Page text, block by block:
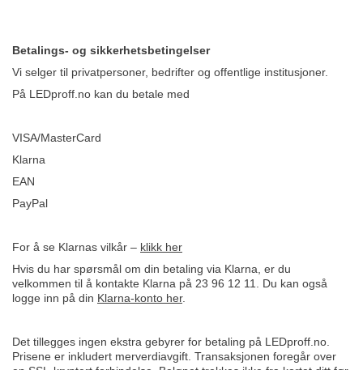
Betalings- og sikkerhetsbetingelser
Vi selger til privatpersoner, bedrifter og offentlige institusjoner.
På LEDproff.no kan du betale med
VISA/MasterCard
Klarna
EAN
PayPal
For å se Klarnas vilkår – klikk her
Hvis du har spørsmål om din betaling via Klarna, er du
velkommen til å kontakte Klarna på 23 96 12 11. Du kan også
logge inn på din Klarna-konto her.
Det tillegges ingen ekstra gebyrer for betaling på LEDproff.no.
Prisene er inkludert merverdiavgift. Transaksjonen foregår over